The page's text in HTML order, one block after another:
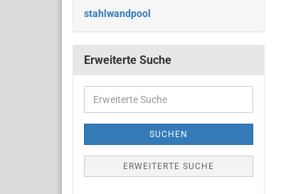
stahlwandpool
Erweiterte Suche
SUCHEN
ERWEITERTE SUCHE